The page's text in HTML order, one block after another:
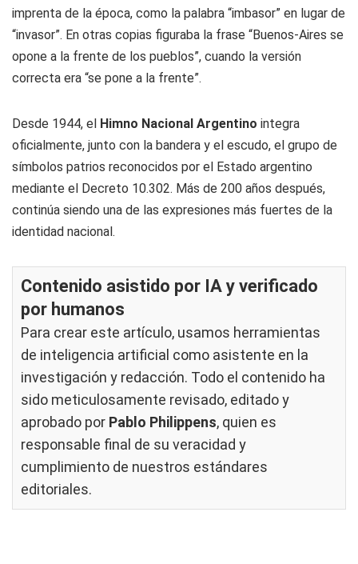
imprenta de la época, como la palabra “imbasor” en lugar de
“invasor”. En otras copias figuraba la frase “Buenos-Aires se
opone a la frente de los pueblos”, cuando la versión
correcta era “se pone a la frente”.
Desde 1944, el Himno Nacional Argentino integra
oficialmente, junto con la bandera y el escudo, el grupo de
símbolos patrios reconocidos por el Estado argentino
mediante el Decreto 10.302. Más de 200 años después,
continúa siendo una de las expresiones más fuertes de la
identidad nacional.
Contenido asistido por IA y verificado
por humanos
Para crear este artículo, usamos herramientas
de inteligencia artificial como asistente en la
investigación y redacción. Todo el contenido ha
sido meticulosamente revisado, editado y
aprobado por Pablo Philippens, quien es
responsable final de su veracidad y
cumplimiento de nuestros estándares
editoriales.